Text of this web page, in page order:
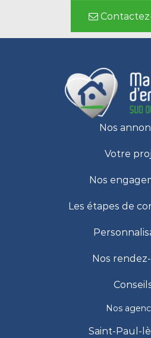
Nos
Votre
Nos
Les étapes de
Nos
Nos
Saint-Paul-